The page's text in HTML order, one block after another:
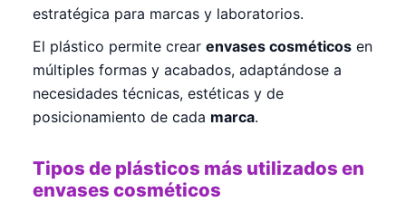
estratégica para marcas y laboratorios.
El plástico permite crear envases cosméticos en
múltiples formas y acabados, adaptándose a
necesidades técnicas, estéticas y de
posicionamiento de cada marca.
Tipos de plásticos más utilizados en
envases cosméticos